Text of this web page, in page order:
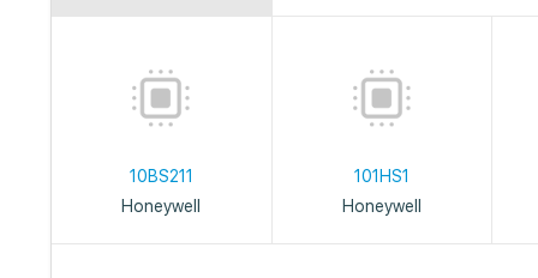
10BS211
Honeywell
101HS1
Honeywell